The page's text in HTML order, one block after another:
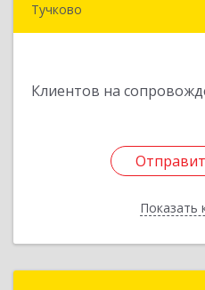
Тучково
Клиентов на
Показать